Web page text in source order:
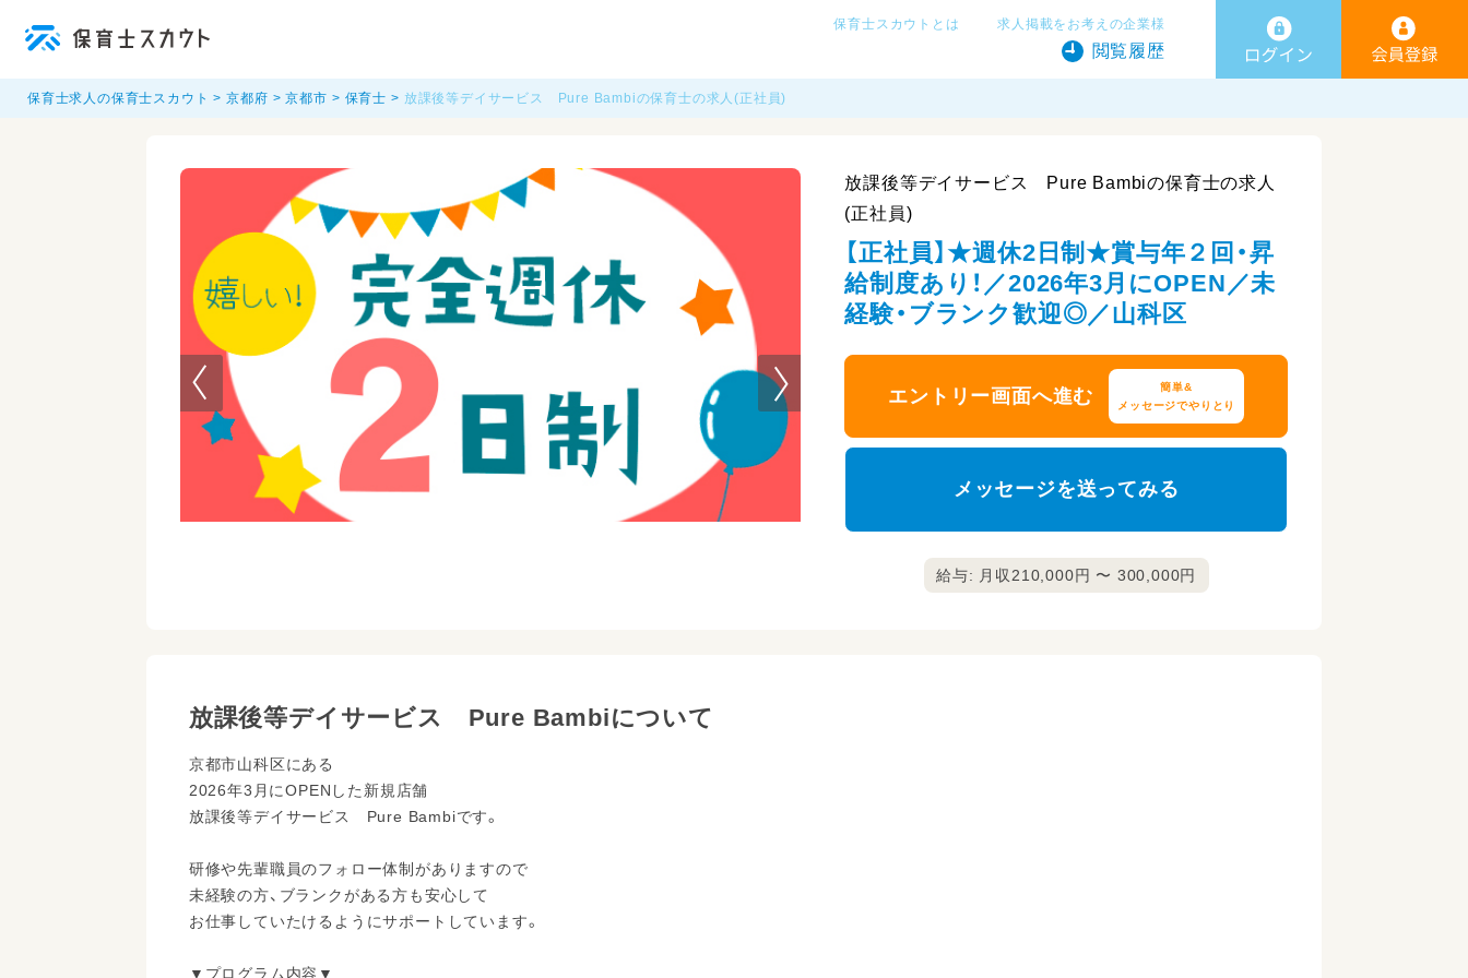
保育士スカウトとは 求人掲載をお考えの企業様
閲覧履歴
保育士求人の保育士スカウト 京都府 京都市 保育士 放課後等デイサービス Pure Bambiの保育士の求人(正社員)
放課後等デイサービス Pure Bambiの保育士の求人
(正社員)
【正社員】★週休2日制★賞与年２回・昇
給制度あり！／2026年3月にOPEN／未
経験・ブランク歓迎◎／山科区
エントリー画面へ進む
簡単&
メッセージでやりとり
メッセージを送ってみる
給与: 月収210,000円 〜 300,000円
放課後等デイサービス Pure Bambiについて
京都市山科区にある
2026年3月にOPENした新規店舗
放課後等デイサービス Pure Bambiです。
研修や先輩職員のフォロー体制がありますので
未経験の方、ブランクがある方も安心して
お仕事していたけるようにサポートしています。
▼プログラム内容▼